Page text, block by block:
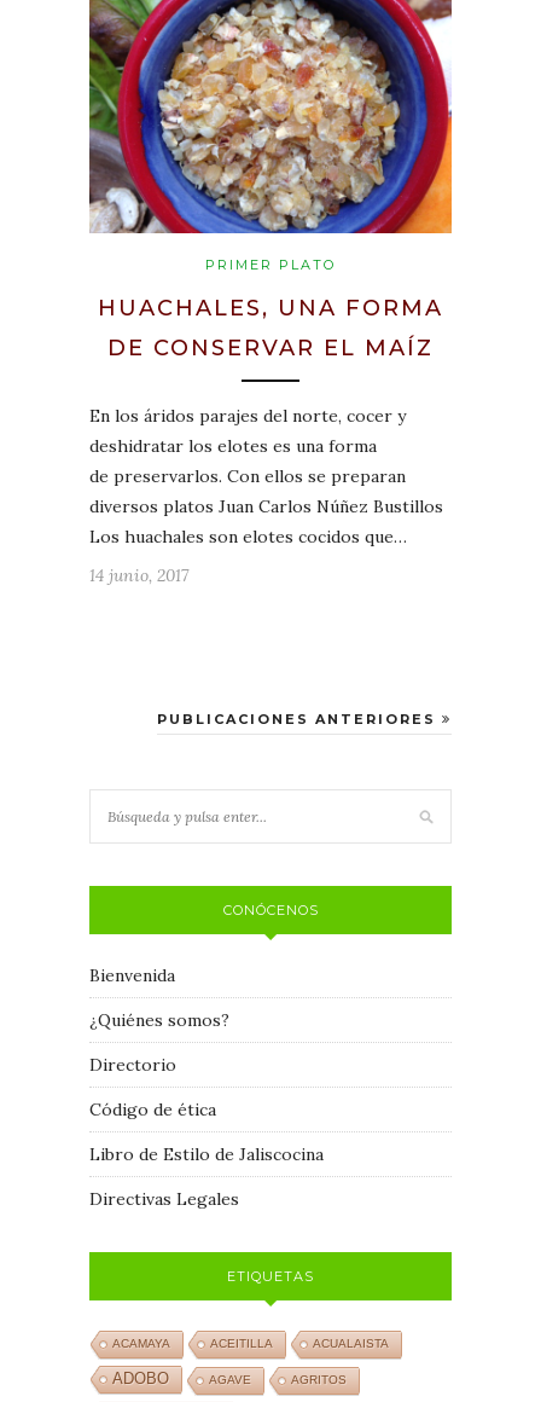
PRIMER PLATO
HUACHALES, UNA FORMA
DE CONSERVAR EL MAÍZ
En los áridos parajes del norte, cocer y
deshidratar los elotes es una forma
de preservarlos. Con ellos se preparan
diversos platos Juan Carlos Núñez Bustillos
Los huachales son elotes cocidos que…
14 junio, 2017
PUBLICACIONES ANTERIORES
CONÓCENOS
Bienvenida
¿Quiénes somos?
Directorio
Código de ética
Libro de Estilo de Jaliscocina
Directivas Legales
ETIQUETAS
ACAMAYA ACEITILLA ACUALAISTA
ADOBO AGAVE AGRITOS